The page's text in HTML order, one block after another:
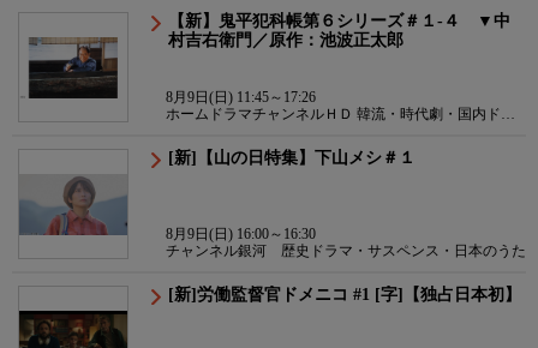
【新】鬼平犯科帳第６シリーズ＃１-４ ▼中
村吉右衛門／原作：池波正太郎
8月9日(日) 11:45～17:26
ホームドラマチャンネルＨＤ 韓流・時代劇・国内ドラ
[新]【山の日特集】下山メシ＃１
8月9日(日) 16:00～16:30
チャンネル銀河 歴史ドラマ・サスペンス・日本のうた
[新]労働監督官ドメニコ #1 [字]【独占日本初】